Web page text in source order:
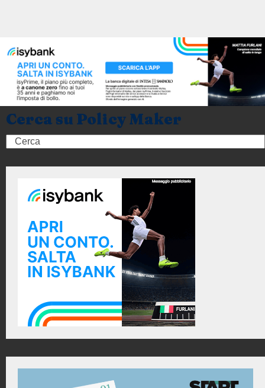
Cerca su Policy Maker
Search